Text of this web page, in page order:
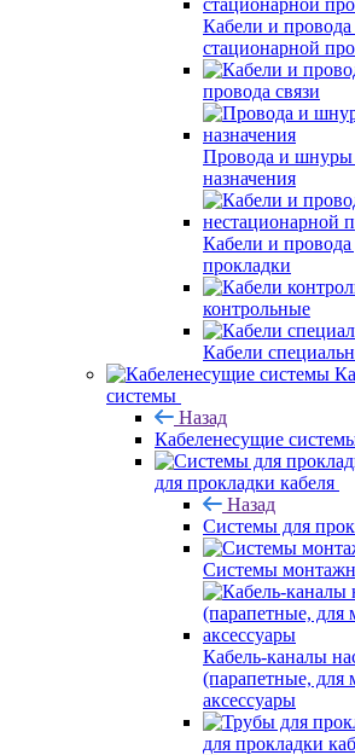
Кабели и
стационарной
провода связи
Провода и шнуры
назначения
Кабели и
прокладки
контрольные
Кабели
системы
Назад
Кабеленесущие
для прокладки кабеля
Назад
Системы для
Системы
Кабель-каналы
(парапетные,
аксессуары
для прокладки